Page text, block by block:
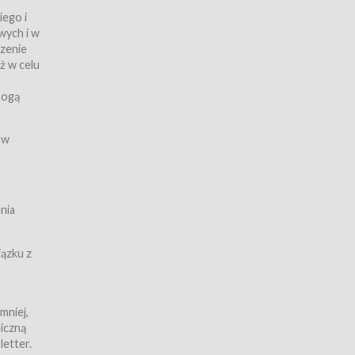
z
i
i w
w celu
z